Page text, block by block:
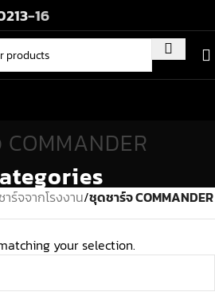
-16
าร์จจากโรงงาน/ชุดชาร์จ COMMANDER
your selection.